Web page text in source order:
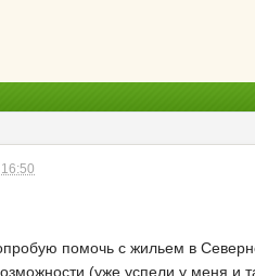
помочь с жильем в
(уже успели у меня и